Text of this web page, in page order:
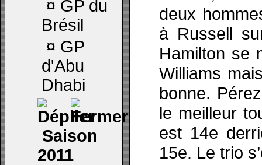
¤ GP du
Brésil
¤ GP
d'Abu
Dhabi
Saison
2011
deux
à Russell
Hamilton se
Williams
bonne.
le meilleur
est 14e
15e. Le trio